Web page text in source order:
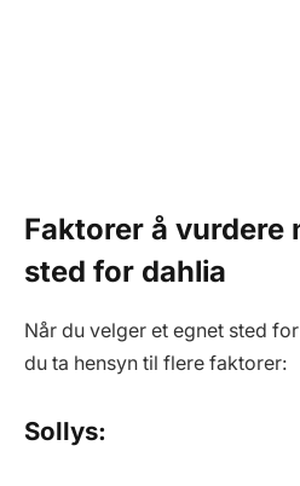
Faktorer å vurdere
sted for dahlia
Når du velger et egnet sted
du ta hensyn til flere faktorer:
Sollys: